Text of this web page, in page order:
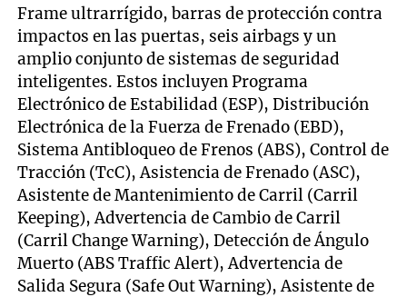
Frame ultrarrígido, barras de protección contra
impactos en las puertas, seis airbags y un
amplio conjunto de sistemas de seguridad
inteligentes. Estos incluyen Programa
Electrónico de Estabilidad (ESP), Distribución
Electrónica de la Fuerza de Frenado (EBD),
Sistema Antibloqueo de Frenos (ABS), Control de
Tracción (TcC), Asistencia de Frenado (ASC),
Asistente de Mantenimiento de Carril (Carril
Keeping), Advertencia de Cambio de Carril
(Carril Change Warning), Detección de Ángulo
Muerto (ABS Traffic Alert), Advertencia de
Salida Segura (Safe Out Warning), Asistente de